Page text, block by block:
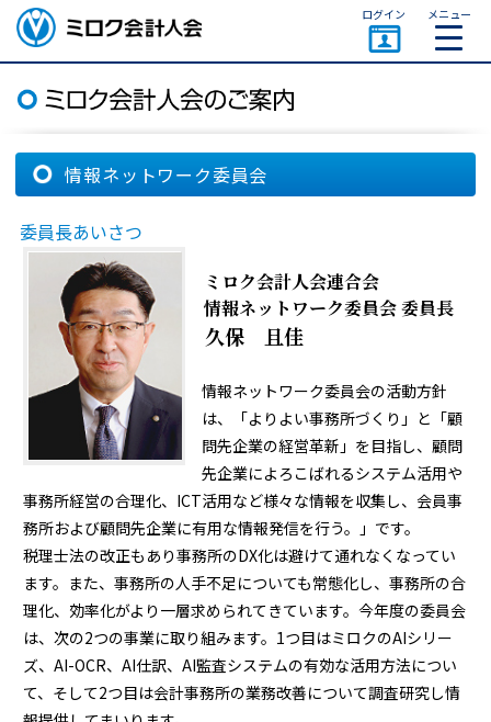
ミロク会計人会 MIROKU
ACCOUNTING PERSON
ASSOCIATION
ログイン メニュー
情報ネットワーク委員会
委員長あいさつ
ミロク会計人会連合会
情報ネットワーク委員会 委員長
久保 且佳
情報ネットワーク委員会の活動方針
は、「よりよい事務所づくり」と「顧
問先企業の経営革新」を目指し、顧問
先企業によろこばれるシステム活用や
事務所経営の合理化、ICT活用など様々な情報を収集し、会員事
務所および顧問先企業に有用な情報発信を行う。」です。
税理士法の改正もあり事務所のDX化は避けて通れなくなってい
ます。また、事務所の人手不足についても常態化し、事務所の合
理化、効率化がより一層求められてきています。今年度の委員会
は、次の2つの事業に取り組みます。1つ目はミロクのAIシリー
ズ、AI-OCR、AI仕訳、AI監査システムの有効な活用方法につい
て、そして2つ目は会計事務所の業務改善について調査研究し情